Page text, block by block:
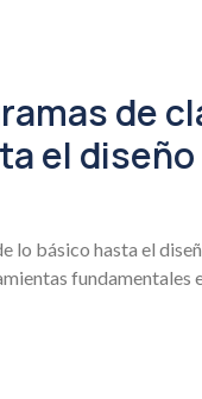
de
el diseño
lo básico hasta el
fundamentales